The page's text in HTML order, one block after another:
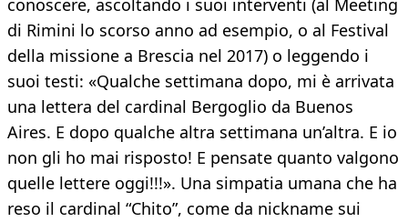
conoscere, ascoltando i suoi interventi (al Meeting
di Rimini lo scorso anno ad esempio, o al Festival
della missione a Brescia nel 2017) o leggendo i
suoi testi: «Qualche settimana dopo, mi è arrivata
una lettera del cardinal Bergoglio da Buenos
Aires. E dopo qualche altra settimana un’altra. E io
non gli ho mai risposto! E pensate quanto valgono
quelle lettere oggi!!!». Una simpatia umana che ha
reso il cardinal “Chito”, come da nickname sui